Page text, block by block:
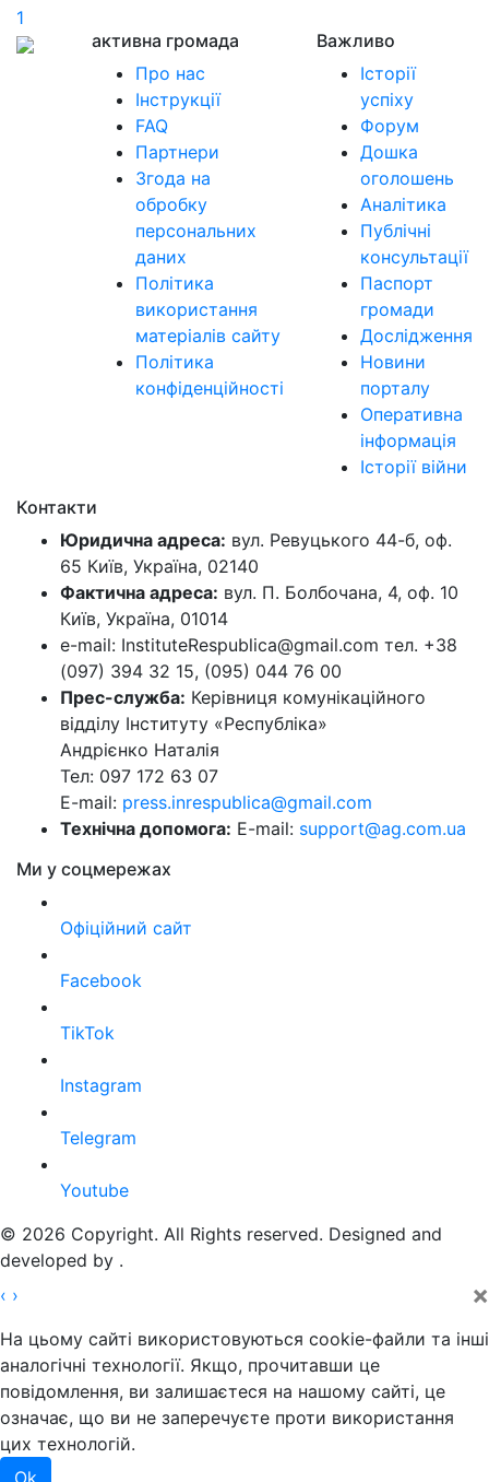
1
активна громада
Про нас
Інструкції
FAQ
Партнери
Згода на
обробку
персональних
даних
Політика
використання
матеріалів сайту
Політика
конфіденційності
Важливо
Історії
успіху
Форум
Дошка
оголошень
Аналітика
Публічні
консультації
Паспорт
громади
Дослідження
Новини
порталу
Оперативна
інформація
Історії війни
Контакти
Юридична адреса: вул. Ревуцького 44-б, оф.
65 Київ, Україна, 02140
Фактична адреса: вул. П. Болбочана, 4, оф. 10
Київ, Україна, 01014
e-mail: InstituteRespublica@gmail.com тел. +38
(097) 394 32 15, (095) 044 76 00
Прес-служба: Керівниця комунікаційного
відділу Інституту «Республіка»
Андрієнко Наталія
Тел: 097 172 63 07
E-mail: press.inrespublica@gmail.com
Технічна допомога: E-mail: support@ag.com.ua
Ми у соцмережах
Офіційний сайт
Facebook
TikTok
Instagram
Telegram
Youtube
© 2026 Copyright. All Rights reserved. Designed and
developed by .
‹ › ×
На цьому сайті використовуються cookie-файли та інші
аналогічні технології. Якщо, прочитавши це
повідомлення, ви залишаєтеся на нашому сайті, це
означає, що ви не заперечуєте проти використання
цих технологій.
Ok